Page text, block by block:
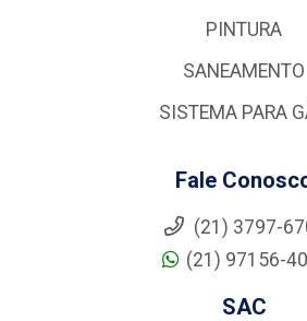
PINTURA
SANEAMENTO
SISTEMA PARA
Fale
(21) 3797-
(21) 97156-
SAC